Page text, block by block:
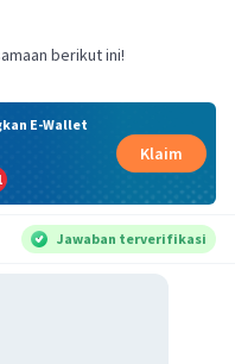
berikut ini!
E-Wallet
Klaim
Jawaban terverifikasi